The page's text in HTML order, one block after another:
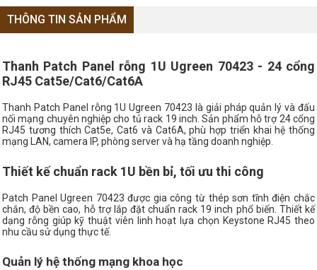
THÔNG TIN SẢN PHẨM
Thanh Patch Panel rỗng 1U Ugreen 70423 - 24 cổng
RJ45 Cat5e/Cat6/Cat6A
Thanh Patch Panel rỗng 1U Ugreen 70423 là giải pháp quản lý và đấu
nối mạng chuyên nghiệp cho tủ rack 19 inch. Sản phẩm hỗ trợ 24 cổng
RJ45 tương thích Cat5e, Cat6 và Cat6A, phù hợp triển khai hệ thống
mạng LAN, camera IP, phòng server và hạ tầng doanh nghiệp.
Thiết kế chuẩn rack 1U bền bỉ, tối ưu thi công
Patch Panel Ugreen 70423 được gia công từ thép sơn tĩnh điện chắc
chắn, độ bền cao, hỗ trợ lắp đặt chuẩn rack 19 inch phổ biến. Thiết kế
dạng rỗng giúp kỹ thuật viên linh hoạt lựa chọn Keystone RJ45 theo
nhu cầu sử dụng thực tế.
Quản lý hệ thống mạng khoa học